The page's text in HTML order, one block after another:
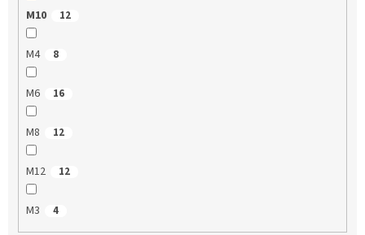
M10 12
M4 8
M6 16
M8 12
M12 12
M3 4